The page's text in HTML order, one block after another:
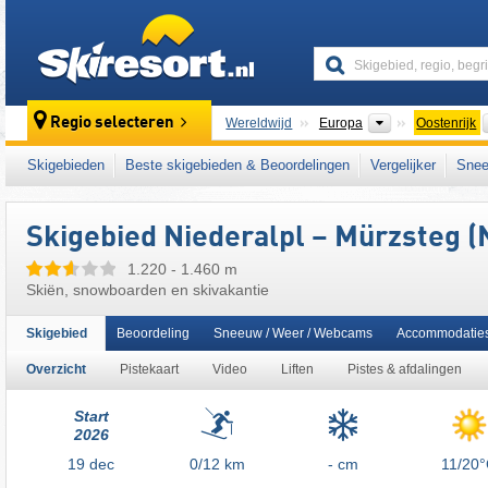
Regio selecteren Wereldwijd Europa Continenten
Oostenrijk
Dit skigebied ligt ook in: Mürzsteger Alpen
oostelijk deel van de
Skigebieden Beste skigebieden & Beoordelingen Vergelijker
Skigebied Niederalpl – Mürzsteg
1.220 - 1.460 m
Skiën, snowboarden en skivakantie
Skigebied
Overzicht Pistekaart Video Liften Pistes & afdalingen
Beoordeling Sneeuw / Weer / Webcams
Start
2026
19 dec 0/12 km - cm 11/